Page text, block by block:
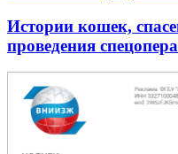
Истории кошек,
проведения